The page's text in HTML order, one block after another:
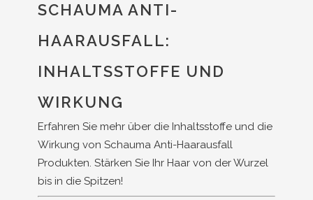
SCHAUMA ANTI-
HAARAUSFALL:
INHALTSSTOFFE UND
WIRKUNG
Erfahren Sie mehr über die Inhaltsstoffe und die
Wirkung von Schauma Anti-Haarausfall
Produkten. Stärken Sie Ihr Haar von der Wurzel
bis in die Spitzen!